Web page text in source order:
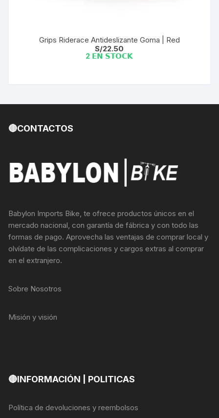
Grips Riderace Antideslizante Goma | Red
S/22.50
2 𝗘𝗡 𝗦𝗧𝗢𝗖𝗞
🔴CONTACTOS
Babylon Imports Bike, te ofrece productos únicos en el
mercado nacional, con garantía de fábrica y con todo las
formas de pago. Aprovecha las ventajas de comprar local y
olvídate de las complicaciones y cargos extras al comprar
en el extranjero.
Sobre Nosotros
Misión y visión
🔴INFORMACIÓN | POLITICAS
Política de devoluciones y reembolsos